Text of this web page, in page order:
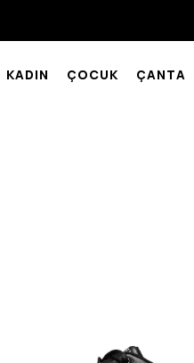
KADIN ÇOCUK ÇANTA